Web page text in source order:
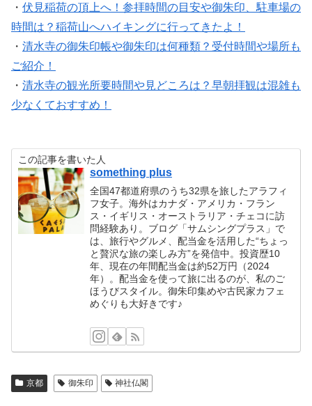
・ 伏見稲荷の頂上へ！参拝時間の目安や御朱印、駐車場の
時間は？稲荷山へハイキングに行ってきたよ！
・ 清水寺の御朱印帳や御朱印は何種類？受付時間や場所も
ご紹介！
・ 清水寺の観光所要時間や見どころは？早朝拝観は混雑も
少なくておすすめ！
この記事を書いた人
something plus
全国47都道府県のうち32県を旅したアラフィ
フ女子。海外はカナダ・アメリカ・フラン
ス・イギリス・オーストラリア・チェコに訪
問経験あり。ブログ「サムシングプラス」で
は、旅行やグルメ、配当金を活用した“ちょっ
と贅沢な旅の楽しみ方”を発信中。投資歴10
年、現在の年間配当金は約52万円（2024
年）。配当金を使って旅に出るのが、私のご
ほうびスタイル。御朱印集めや古民家カフェ
めぐりも大好きです♪
京都 御朱印 神社仏閣